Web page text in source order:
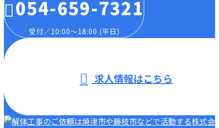
054-659-7321
受付／10:00～18:00 (平日)
求人情報はこちら